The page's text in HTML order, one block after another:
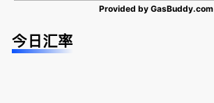
Provided by GasBuddy.com
今日汇率